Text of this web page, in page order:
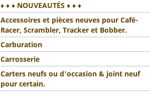
♦ ♦ ♦ NOUVEAUTÉS ♦ ♦ ♦
Accessoires et pièces neuves pour Café-
Racer, Scrambler, Tracker et Bobber.
Carburation
Carrosserie
Carters neufs ou d'occasion & joint neuf
pour certain.